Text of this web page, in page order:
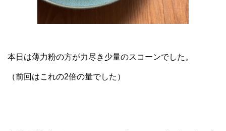
本日は薄力粉の方が力尽き少量のスコーンでした。
（前回はこれの2倍の量でした）